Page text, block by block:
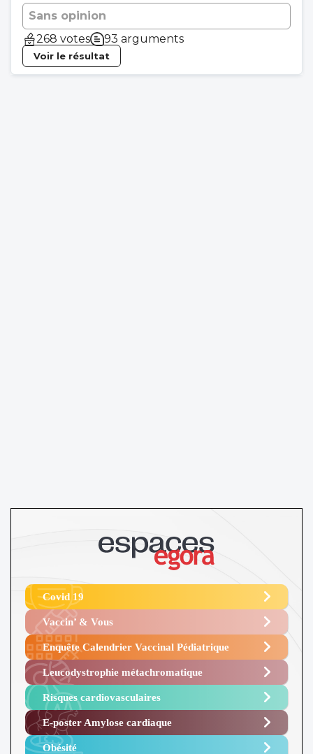
Sans opinion
268 votes
93 arguments
Voir le résultat
Covid 19
Vaccin’ & Vous
Enquête Calendrier Vaccinal Pédiatrique
Leucodystrophie métachromatique
Risques cardiovasculaires
E-poster Amylose cardiaque ​
Obésité ​